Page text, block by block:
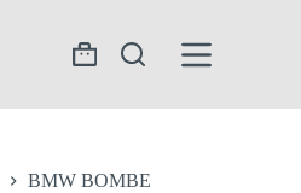
Warenkorb
BMW BOMBE